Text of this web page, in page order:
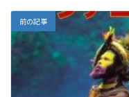
前の記事